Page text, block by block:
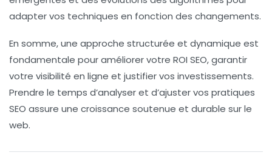
adapter vos techniques en fonction des changements.
En somme, une approche structurée et dynamique est
fondamentale pour améliorer votre ROI SEO, garantir
votre visibilité en ligne et justifier vos investissements.
Prendre le temps d’analyser et d’ajuster vos pratiques
SEO assure une croissance soutenue et durable sur le
web.